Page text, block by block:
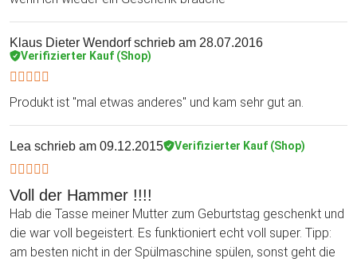
Klaus Dieter Wendorfschrieb am 28.07.2016
Verifizierter Kauf (Shop)
Produkt ist "mal etwas anderes" und kam sehr gut an.
Lea schrieb am 09.12.2015 Verifizierter Kauf (Shop)
Voll der Hammer !!!!
Hab die Tasse meiner Mutter zum Geburtstag geschenkt und
die war voll begeistert. Es funktioniert echt voll super. Tipp:
am besten nicht in der Spülmaschine spülen, sonst geht die